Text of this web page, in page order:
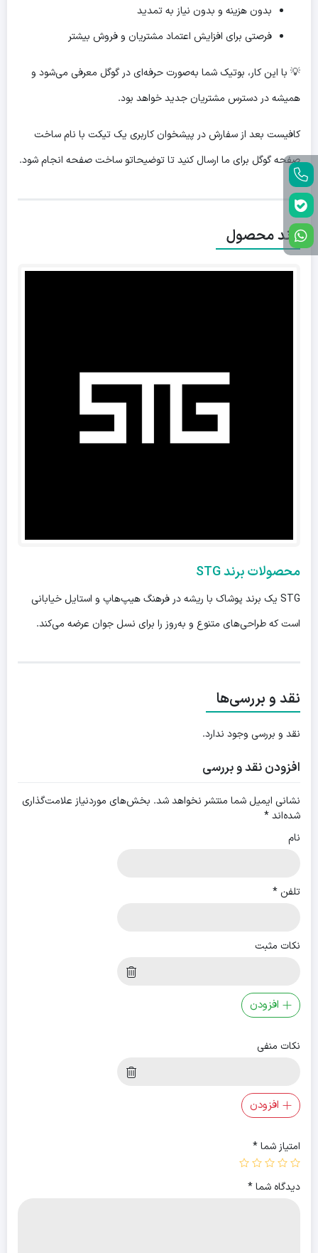
بدون هزینه و بدون نیاز به تمدید
فرصتی برای افزایش اعتماد مشتریان و فروش بیشتر
💡 با این کار، بوتیک شما به‌صورت حرفه‌ای در گوگل معرفی می‌شود و
همیشه در دسترس مشتریان جدید خواهد بود.
کافیست بعد از سفارش در پیشخوان کاربری یک تیکت با نام ساخت
صفحه گوگل برای ما ارسال کنید تا توضیحاتو ساخت صفحه انجام شود.
برند محصول
محصولات برند STG
STG یک برند پوشاک با ریشه در فرهنگ هیپ‌هاپ و استایل خیابانی
است که طراحی‌های متنوع و به‌روز را برای نسل جوان عرضه می‌کند.
نقد و بررسی‌ها
نقد و بررسی وجود ندارد.
افزودن نقد و بررسی
نشانی ایمیل شما منتشر نخواهد شد. بخش‌های موردنیاز علامت‌گذاری
شده‌اند*
نام
تلفن *
نکات مثبت
افزودن
نکات منفی
افزودن
امتیاز شما*
دیدگاه شما*